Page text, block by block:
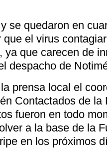
se quedaron en
el virus
ya que carecen de
despacho de
prensa local el
Contactados de la
fueron en todo
a la base de la
en los próximos